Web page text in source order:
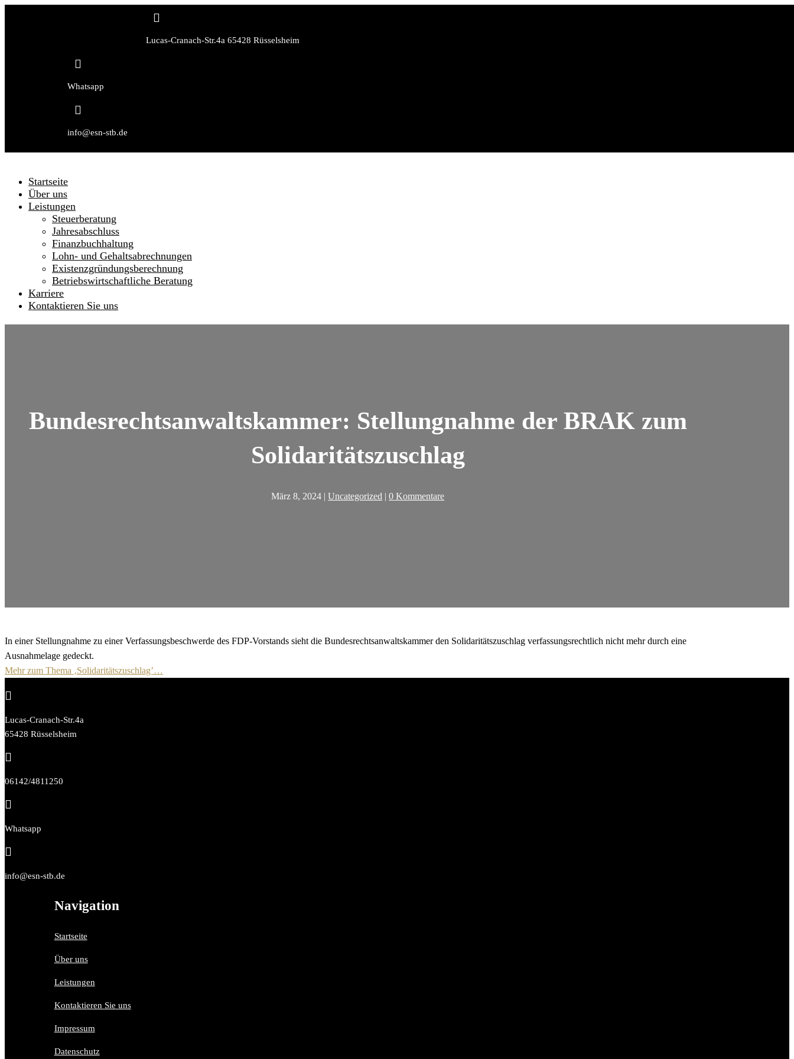

Lucas-Cranach-Str.4a 65428 Rüsselsheim

Whatsapp

info@esn-stb.de
Startseite
Über uns
Leistungen
Steuerberatung
Jahresabschluss
Finanzbuchhaltung
Lohn- und Gehaltsabrechnungen
Existenzgründungsberechnung
Betriebswirtschaftliche Beratung
Karriere
Kontaktieren Sie uns
Bundesrechtsanwaltskammer: Stellungnahme der BRAK zum
Solidaritätszuschlag
März 8, 2024 |Uncategorized |0 Kommentare
In einer Stellungnahme zu einer Verfassungsbeschwerde des FDP-Vorstands sieht die Bundesrechtsanwaltskammer den Solidaritätszuschlag verfassungsrechtlich nicht mehr durch eine
Ausnahmelage gedeckt.
Mehr zum Thema ‚Solidaritätszuschlag’…

Lucas-Cranach-Str.4a
65428 Rüsselsheim

06142/4811250

Whatsapp

info@esn-stb.de
Navigation
Startseite
Über uns
Leistungen
Kontaktieren Sie uns
Impressum
Datenschutz